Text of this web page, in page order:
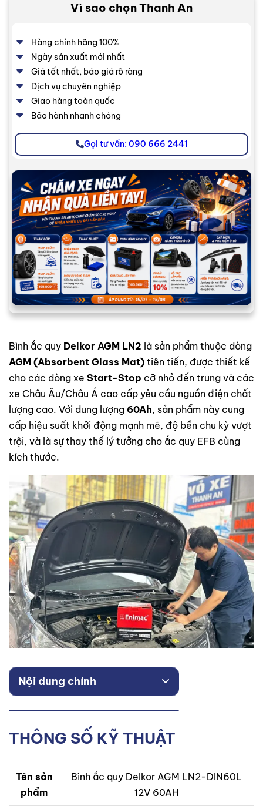
Vì sao chọn Thanh An
Hàng chính hãng 100%
Ngày sản xuất mới nhất
Giá tốt nhất, báo giá rõ ràng
Dịch vụ chuyên nghiệp
Giao hàng toàn quốc
Bảo hành nhanh chóng
Gọi tư vấn: 090 666 2441
Bình ắc quy Delkor AGM LN2 là sản phẩm thuộc dòng
AGM (Absorbent Glass Mat) tiên tiến, được thiết kế
cho các dòng xe Start-Stop cỡ nhỏ đến trung và các
xe Châu Âu/Châu Á cao cấp yêu cầu nguồn điện chất
lượng cao. Với dung lượng 60Ah, sản phẩm này cung
cấp hiệu suất khởi động mạnh mẽ, độ bền chu kỳ vượt
trội, và là sự thay thế lý tưởng cho ắc quy EFB cùng
kích thước.
Nội dung chính
THÔNG SỐ KỸ THUẬT
Tên sản
phẩm
Bình ắc quy Delkor AGM LN2-DIN60L
12V 60AH